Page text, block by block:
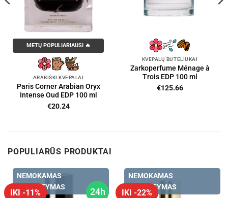
METŲ POPULIARIAUSI 🔥
ARABIŠKI KVEPALAI
Paris Corner Arabian Oryx
Intense Oud EDP 100 ml
€20.24
KVEPALŲ BUTELIUKAI
Zarkoperfume Ménage à
Trois EDP 100 ml
€125.66
POPULIARŪS PRODUKTAI
24h
IKI -11%
NEMOKAMAS
PRISTATYMAS
IKI -22%
NEMOKAMAS
PRISTATYMAS